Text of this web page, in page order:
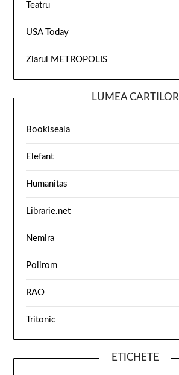
Teatru
USA Today
Ziarul METROPOLIS
LUMEA CARTILOR
Bookiseala
Elefant
Humanitas
Librarie.net
Nemira
Polirom
RAO
Tritonic
ETICHETE